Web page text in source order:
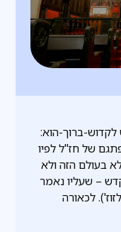
לקדוש-ברוך-הוא:
של חז"ל לפיו
בעולם הזה ולא
– שעליו נאמר
לכאורה